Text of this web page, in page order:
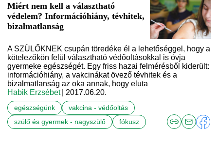
Miért nem kell a választható
védelem? Információhiány, tévhitek,
bizalmatlanság
A SZÜLŐKNEK csupán töredéke él a lehetőséggel, hogy a
kötelezőkön felül választható védőoltásokkal is óvja
gyermeke egészségét. Egy friss hazai felmérésből kiderült:
információhiány, a vakcinákat övező tévhitek és a
bizalmatlanság az oka annak, hogy eluta
Habik Erzsébet
| 2017.06.20.
egészségünk
vakcina - védőoltás
szülő és gyermek - nagyszülő
fókusz